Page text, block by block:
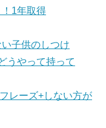
1年取得
子供のしつけ
うやって持って
レーズ+しない方が